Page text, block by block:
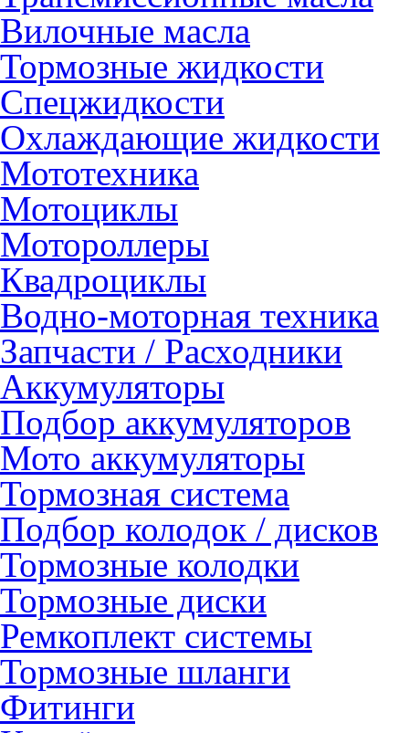
Вилочные масла
Тормозные жидкости
Спецжидкости
Охлаждающие жидкости
Мототехника
Мотоциклы
Мотороллеры
Квадроциклы
Водно-моторная техника
Запчасти / Расходники
Аккумуляторы
Подбор аккумуляторов
Мото аккумуляторы
Тормозная система
Подбор колодок / дисков
Тормозные колодки
Тормозные диски
Ремкоплект системы
Тормозные шланги
Фитинги